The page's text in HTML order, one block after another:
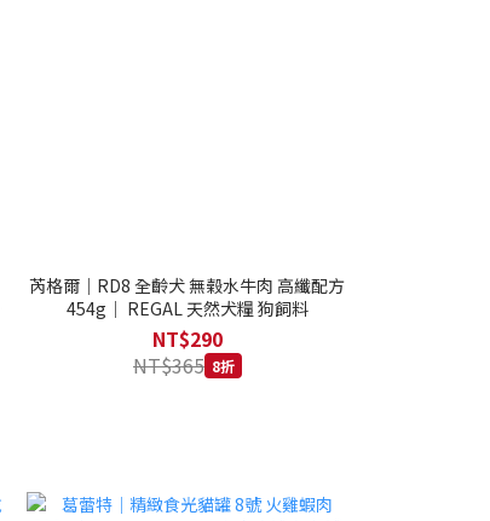
芮格爾｜RD8 全齡犬 無榖水牛肉 高纖配方
454g｜ REGAL 天然犬糧 狗飼料
NT$290
NT$365 8折